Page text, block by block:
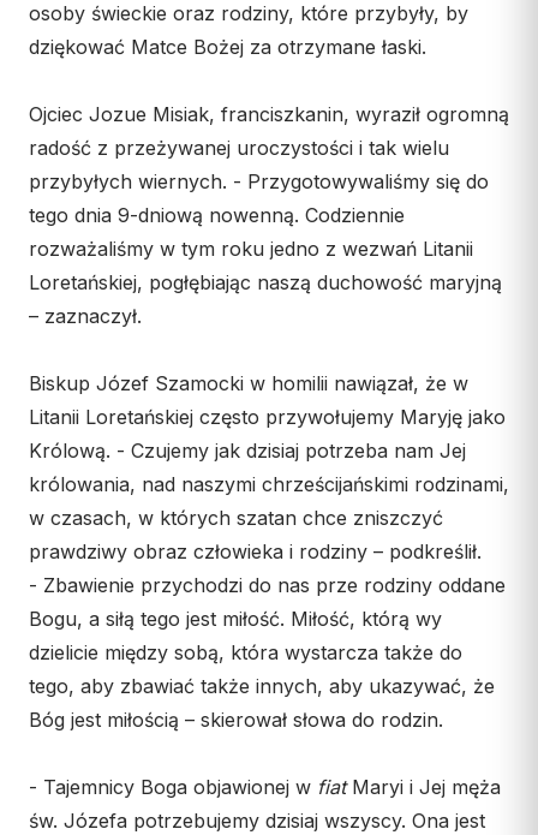
„GŁOS Z TORUNIA"
Redakcja
Archiwum
Współpraca
KONTAKT
Dane kurii
Msze święte online
Kalendarz liturgiczny
osoby świeckie oraz rodziny, które przybyły, by
dziękować Matce Bożej za otrzymane łaski.
Ojciec Jozue Misiak, franciszkanin, wyraził ogromną
radość z przeżywanej uroczystości i tak wielu
przybyłych wiernych. - Przygotowywaliśmy się do
tego dnia 9-dniową nowenną. Codziennie
rozważaliśmy w tym roku jedno z wezwań Litanii
Loretańskiej, pogłębiając naszą duchowość maryjną
– zaznaczył.
Biskup Józef Szamocki w homilii nawiązał, że w
Litanii Loretańskiej często przywołujemy Maryję jako
Królową. - Czujemy jak dzisiaj potrzeba nam Jej
królowania, nad naszymi chrześcijańskimi rodzinami,
w czasach, w których szatan chce zniszczyć
prawdziwy obraz człowieka i rodziny – podkreślił.
- Zbawienie przychodzi do nas prze rodziny oddane
Bogu, a siłą tego jest miłość. Miłość, którą wy
dzielicie między sobą, która wystarcza także do
tego, aby zbawiać także innych, aby ukazywać, że
Bóg jest miłością – skierował słowa do rodzin.
- Tajemnicy Boga objawionej w fiatMaryi i Jej męża
św. Józefa potrzebujemy dzisiaj wszyscy. Ona jest